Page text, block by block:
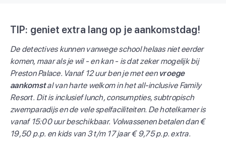
TIP: geniet extra lang op je aankomstdag!
De detectives kunnen vanwege school helaas niet eerder
komen, maar als je wil - en kan - is dat zeker mogelijk bij
Preston Palace. Vanaf 12 uur ben je met een vroege
aankomstal van harte welkom in het all-inclusive Family
Resort. Dit is inclusief lunch, consumpties, subtropisch
zwemparadijs en de vele spelfaciliteiten. De hotelkamer is
vanaf 15:00 uur beschikbaar. Volwassenen betalen dan €
19,50 p.p. en kids van 3 t/m 17 jaar € 9,75 p.p. extra.